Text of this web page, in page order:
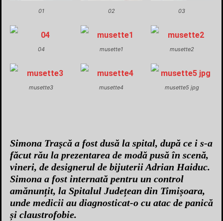
01 02 03
04 musette1 musette2
musette3 musette4 musette5 jpg
Simona Traşcă a fost dusă la spital, după ce i s-a
făcut rău la prezentarea de modă pusă în scenă,
vineri, de designerul de bijuterii Adrian Haiduc.
Simona a fost internată pentru un control
amănunțit, la Spitalul Județean din Timișoara,
unde medicii au diagnosticat-o cu atac de panică
și claustrofobie.